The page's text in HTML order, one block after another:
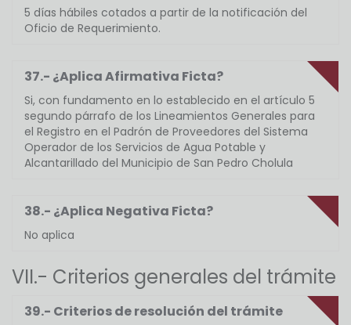
5 días hábiles cotados a partir de la notificación del
Oficio de Requerimiento.
37.- ¿Aplica Afirmativa Ficta?
Si, con fundamento en lo establecido en el artículo 5
segundo párrafo de los Lineamientos Generales para
el Registro en el Padrón de Proveedores del Sistema
Operador de los Servicios de Agua Potable y
Alcantarillado del Municipio de San Pedro Cholula
38.- ¿Aplica Negativa Ficta?
No aplica
VII.- Criterios generales del trámite
39.- Criterios de resolución del trámite